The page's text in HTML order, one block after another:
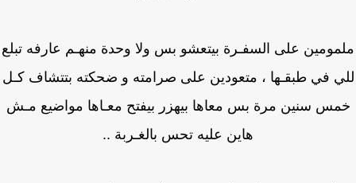
على السفـرة بيتعشو بس ولا وحدة منهـم عارفه تبلع
في طبقـها ، متعودين على صرامته و ضحكته بتتشاف كـل
سنين مرة بس معاها بيهزر بيفتح معـاها مواضيع مـش
هاين عليه تحس بالغـربة ..